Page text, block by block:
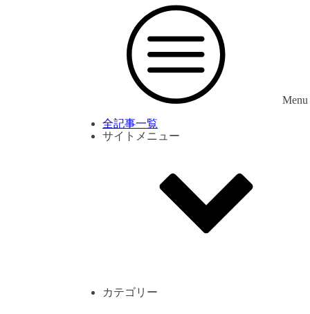
Menu
全記事一覧
サイトメニュー
カテゴリー